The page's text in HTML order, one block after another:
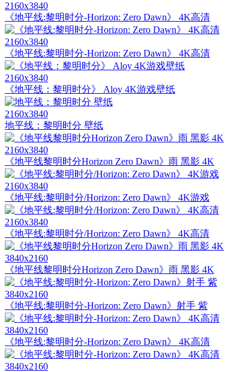
2160x3840
《地平线:黎明时分-Horizon: Zero Dawn》 4K高清
2160x3840
《地平线:黎明时分-Horizon: Zero Dawn》 4K高清
2160x3840
《地平线：黎明时分》 Aloy 4K游戏壁纸
2160x3840
地平线：黎明时分 壁纸
2160x3840
《地平线黎明时分Horizon Zero Dawn》雨 黑影 4K
2160x3840
《地平线:黎明时分/Horizon: Zero Dawn》 4K游戏
2160x3840
《地平线:黎明时分/Horizon: Zero Dawn》 4K高清
3840x2160
《地平线黎明时分Horizon Zero Dawn》雨 黑影 4K
3840x2160
《地平线:黎明时分-Horizon: Zero Dawn》射手 紫
3840x2160
《地平线:黎明时分-Horizon: Zero Dawn》 4K高清
3840x2160